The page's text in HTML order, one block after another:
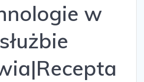
w
służbie